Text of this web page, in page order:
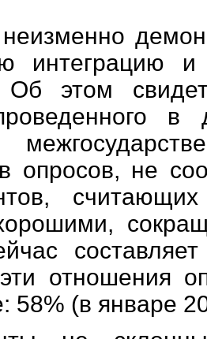
интеграцию
этом
в
опросов, не
отношения
58% (в январе